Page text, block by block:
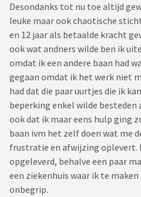
Desondanks tot nu toe altijd
leuke maar ook chaotische
en 12 jaar als betaalde kracht
ook wat andners wilde ben ik
omdat ik een andere baan had
gegaan omdat ik het werk niet
had dat die paar uurtjes die ik
beperking enkel wilde besteden
ook dat ik maar eens hulp ging
baan ivm het zelf doen wat me
frustratie en afwijzing oplevert.
opgeleverd, behalve een paar
een ziekenhuis waar ik te
onbegrip.